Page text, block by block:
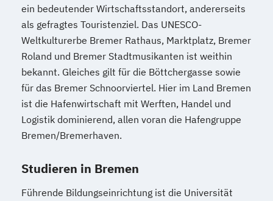
ein bedeutender Wirtschaftsstandort, andererseits
als gefragtes Touristenziel. Das UNESCO-
Weltkulturerbe Bremer Rathaus, Marktplatz, Bremer
Roland und Bremer Stadtmusikanten ist weithin
bekannt. Gleiches gilt für die Böttchergasse sowie
für das Bremer Schnoorviertel. Hier im Land Bremen
ist die Hafenwirtschaft mit Werften, Handel und
Logistik dominierend, allen voran die Hafengruppe
Bremen/Bremerhaven.
Studieren in Bremen
Führende Bildungseinrichtung ist die Universität